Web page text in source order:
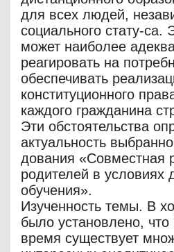
для всех людей,
социального стату-са.
может наиболее
реагировать на
обеспечивать
конституционного
каждого гражданина
Эти обстоятельства
актуальность
дования «Совместная
родителей в условиях
обучения».
Изученность темы. В
было установлено,
время существует